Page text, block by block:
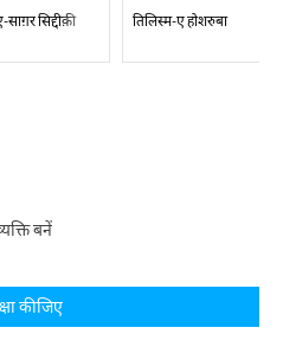
साग़र सिद्दीक़ी
तिलिस्म-ए होशरुबा
बनें
कीजिए